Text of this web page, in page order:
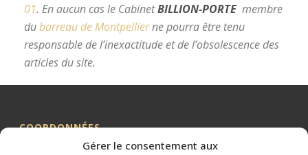
Gérer le consentement aux
01. En aucun cas le CabinetBILLION-PORTE membre
dubarreau de Montpellierne pourra être tenu
responsable de l’inexactitude et de l’obsolescence des
articles du site.
COORDONNÉES
Me BILLION-PORTE